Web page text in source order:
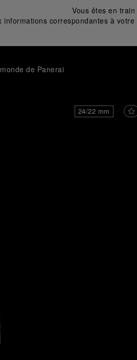
Vous êtes en
informations correspondantes à
de Panerai
24/22 mm